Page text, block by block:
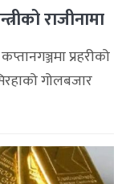
राजीनामा
प्रहरीको
गोलबजार
प्रदर्शन गरेका